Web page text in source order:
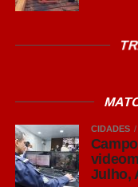
LinkedIn
Share
CIDADES
Julho,